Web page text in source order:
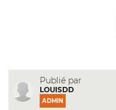
Publié par
LOUISDD
ADMIN